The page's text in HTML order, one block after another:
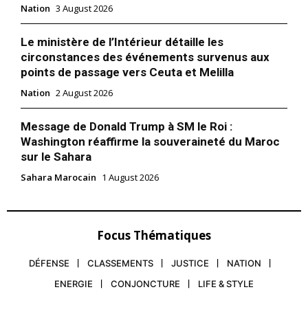
Le Roi Mohammed VI parle à
Tebboune : la grammaire d’un
leadership apaisé
1 November 2025
Nation 3 August 2026
Le ministère de l’Intérieur détaille les
circonstances des événements survenus aux
points de passage vers Ceuta et Melilla
Nation 2 August 2026
Message de Donald Trump à SM le Roi :
Washington réaffirme la souveraineté du Maroc
sur le Sahara
Sahara Marocain 1 August 2026
Focus Thématiques
DÉFENSE CLASSEMENTS JUSTICE
NATION
ENERGIE
CONJONCTURE LIFE & STYLE